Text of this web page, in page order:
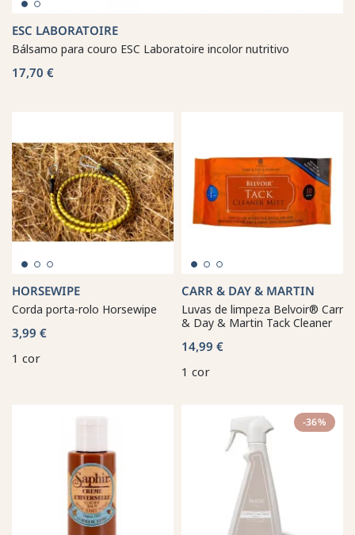
ESC LABORATOIRE
Bálsamo para couro ESC Laboratoire incolor nutritivo
17,70 €
HORSEWIPE
Corda porta-rolo Horsewipe
3,99 €
1 cor
CARR & DAY & MARTIN
Luvas de limpeza Belvoir® Carr
& Day & Martin Tack Cleaner
14,99 €
1 cor
-36%